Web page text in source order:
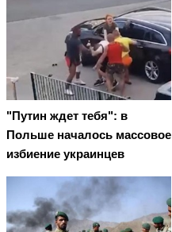
"Путин ждет тебя": в
Польше началось массовое
избиение украинцев